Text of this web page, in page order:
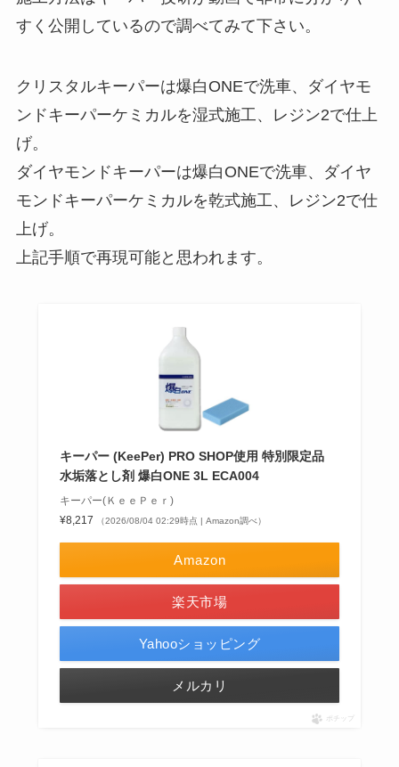
すく公開しているので調べてみて下さい。
クリスタルキーパーは爆白ONEで洗車、ダイヤモ
ンドキーパーケミカルを湿式施工、レジン2で仕上
げ。
ダイヤモンドキーパーは爆白ONEで洗車、ダイヤ
モンドキーパーケミカルを乾式施工、レジン2で仕
上げ。
上記手順で再現可能と思われます。
キーパー (KeePer) PRO SHOP使用 特別限定品
水垢落とし剤 爆白ONE 3L ECA004
キーパー(ＫｅｅＰｅｒ)
¥8,217
（2026/08/04 02:29時点 | Amazon調べ）
Amazon
楽天市場
Yahooショッピング
メルカリ
ポチップ